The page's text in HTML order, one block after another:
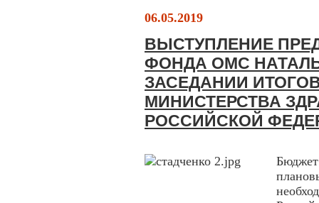
06.05.2019
ВЫСТУПЛЕНИЕ
ФОНДА ОМС
ЗАСЕДАНИИ
МИНИСТЕРСТВА
РОССИЙСКОЙ